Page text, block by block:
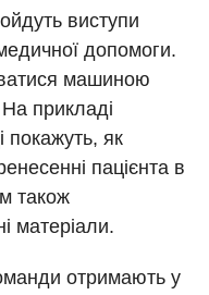
та неврології
виступи
допомоги.
машиною
прикладі
покажуть, як
пацієнта в
також
матеріали.
отримають у